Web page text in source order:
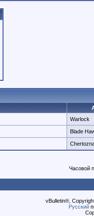
Warlock
Blade
Часовой
vBulletin®,
Русский